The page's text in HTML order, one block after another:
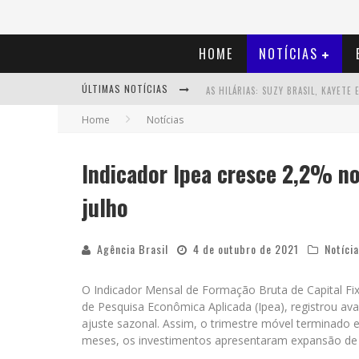
HOME NOTÍCIAS
ÚLTIMAS NOTÍCIAS
Home Notícias
Indicador Ipea cresce 2,2%
julho
Agência Brasil 4 de outubro de 2021
O Indicador Mensal de Formação Bruta de Capital
de Pesquisa Econômica Aplicada (Ipea), registrou
ajuste sazonal. Assim, o trimestre móvel terminado
meses, os investimentos apresentaram expansão de